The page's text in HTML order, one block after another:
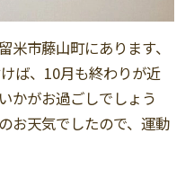
米市藤山町にあります、
ば、10月も終わりが近
かがお過ごしでしょう
お天気でしたので、運動